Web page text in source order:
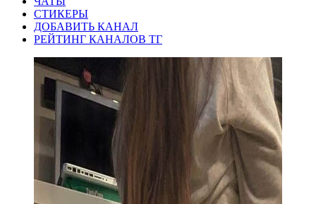
СТИКЕРЫ
ДОБАВИТЬ КАНАЛ
РЕЙТИНГ КАНАЛОВ ТГ